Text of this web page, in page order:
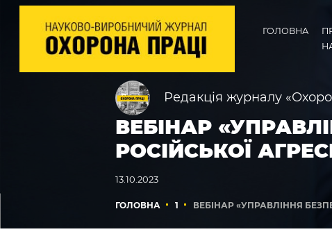
ГОЛОВНА
Редакція журналу
ВЕБІНАР
РОСІЙСЬКОЇ
13.10.2023
ГОЛОВНА 1 ВЕБІНАР «УПРАВЛІННЯ